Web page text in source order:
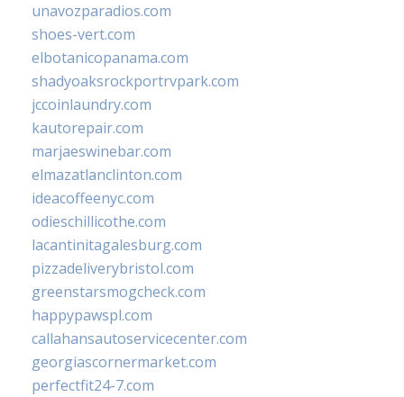
unavozparadios.com
shoes-vert.com
elbotanicopanama.com
shadyoaksrockportrvpark.com
jccoinlaundry.com
kautorepair.com
marjaeswinebar.com
elmazatlanclinton.com
ideacoffeenyc.com
odieschillicothe.com
lacantinitagalesburg.com
pizzadeliverybristol.com
greenstarsmogcheck.com
happypawspl.com
callahansautoservicecenter.com
georgiascornermarket.com
perfectfit24-7.com